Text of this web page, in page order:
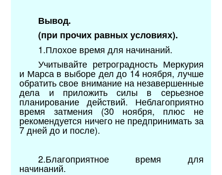
Вывод.
(при прочих равных условиях).
1.Плохое время для начинаний.
Учитывайте ретроградность Меркурия
и Марса в выборе дел до 14 ноября, лучше
обратить свое внимание на незавершенные
дела и приложить силы в серьезное
планирование действий. Неблагоприятно
время затмения (30 ноября, плюс не
рекомендуется ничего не предпринимать за
7 дней до и после).
2.Благоприятное время для
начинаний.